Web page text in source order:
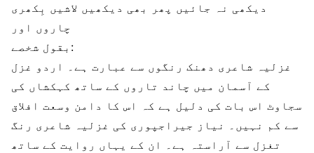
دیکھی نہ جائیں پھر بھی دیکھیں لاشیں بِکھری
چاروں اور
بقول شخصے:
غزلیہ شاعری دھنک رنگوں سے عبارت ہے۔ اردو غزل
کے آسمان میں چاند تاروں کے ساتھ کہکشاں کی
سجاوٹ اس بات کی دلیل ہے کہ اس کا دامن وسعت افلاق
سے کم نہیں۔ نیاز جیراجپوری کی غزلیہ شاعری رنگ
تغزل سے آراستہ ہے۔ ان کے یہاں روایت کے ساتھ